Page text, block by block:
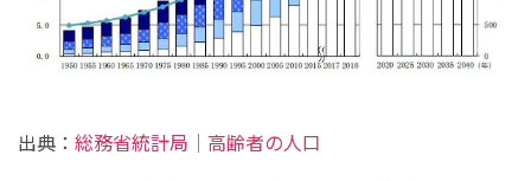
出典： 総務省統計局｜高齢者の人口